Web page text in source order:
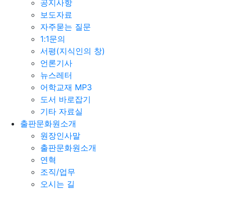
공지사항
보도자료
자주묻는 질문
1:1문의
서평(지식인의 창)
언론기사
뉴스레터
어학교재 MP3
도서 바로잡기
기타 자료실
출판문화원소개
원장인사말
출판문화원소개
연혁
조직/업무
오시는 길